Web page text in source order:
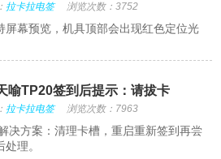
拉卡拉电签 浏览次数：3752
屏幕预览，机具顶部会出现红色定位光
喻TP20签到后提示：请拔卡
拉卡拉电签 浏览次数：7963
决方案：清理卡槽，重启重新签到再尝
理。